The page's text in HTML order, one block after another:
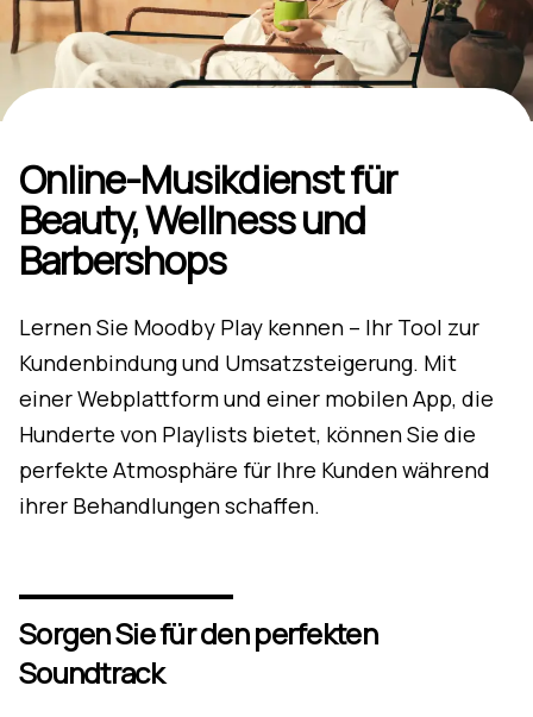
Online-Musikdienst für
Beauty, Wellness und
Barbershops
Lernen Sie Moodby Play kennen – Ihr Tool zur
Kundenbindung und Umsatzsteigerung. Mit
einer Webplattform und einer mobilen App, die
Hunderte von Playlists bietet, können Sie die
perfekte Atmosphäre für Ihre Kunden während
ihrer Behandlungen schaffen.
Sorgen Sie für den perfekten
Soundtrack